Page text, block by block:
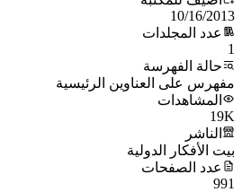
10/16/2013
عدد المجلدات
1
حالة الفهرسة
مفهرس على العناوين الرئيسية
المشاهدات
19K
الناشر
بيت الأفكار الدولية
عدد الصفحات
991